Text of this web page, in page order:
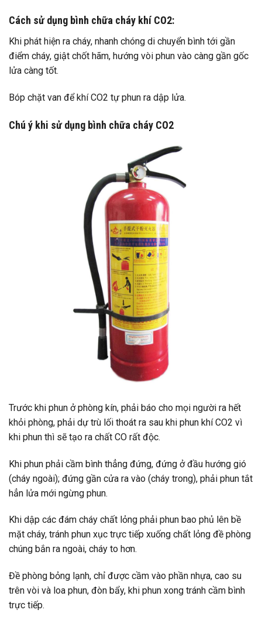
Cách sử dụng bình chữa cháy khí CO2:
Khi phát hiện ra cháy, nhanh chóng di chuyển bình tới gần
điểm cháy, giật chốt hãm, hướng vòi phun vào càng gần gốc
lửa càng tốt.
Bóp chặt van để khí CO2 tự phun ra dập lửa.
Chú ý khi sử dụng bình chữa cháy CO2
Trước khi phun ở phòng kín, phải báo cho mọi người ra hết
khỏi phòng, phải dự trù lối thoát ra sau khi phun khí CO2 vì
khi phun thì sẽ tạo ra chất CO rất độc.
Khi phun phải cầm bình thẳng đứng, đứng ở đầu hướng gió
(cháy ngoài); đứng gần cửa ra vào (cháy trong), phải phun tắt
hẳn lửa mới ngừng phun.
Khi dập các đám cháy chất lỏng phải phun bao phủ lên bề
mặt cháy, tránh phun xục trực tiếp xuống chất lỏng đề phòng
chúng bắn ra ngoài, cháy to hơn.
Đề phòng bỏng lạnh, chỉ được cầm vào phần nhựa, cao su
trên vòi và loa phun, đòn bẩy, khi phun xong tránh cầm bình
trực tiếp.